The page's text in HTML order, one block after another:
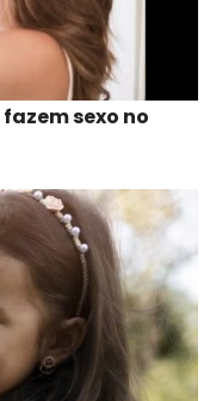
sexo no